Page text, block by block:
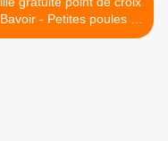
- Petites poules -
monochrome >